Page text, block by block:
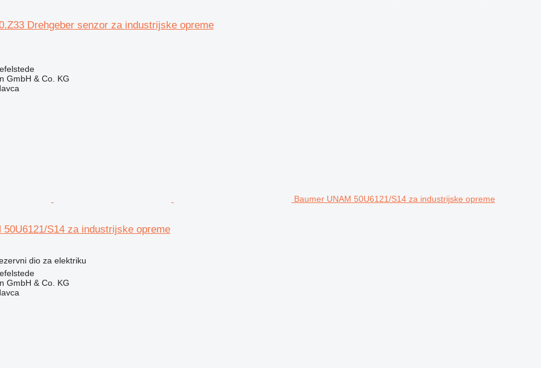
Drehgeber senzor za industrijske opreme
GmbH & Co. KG
Baumer UNAM 50U6121/S14 za industrijske opreme
50U6121/S14 za industrijske opreme
dio za elektriku
GmbH & Co. KG